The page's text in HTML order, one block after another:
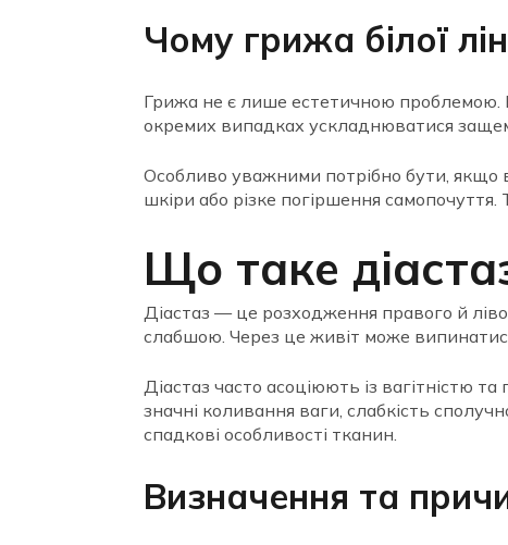
Чому грижа білої
Грижа не є лише естетичною проблемою.
окремих випадках ускладнюватися
Особливо уважними потрібно бути, якщо
шкіри або різке погіршення
Що таке
Діастаз — це розходження правого й
слабшою. Через це живіт може
Діастаз часто асоціюють із вагітністю
значні коливання ваги, слабкість
спадкові особливості тканин.
Визначення та